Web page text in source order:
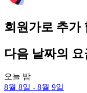
회원가로 추가
다음 날짜의 요
오늘 밤
8월 8일 - 8월 9일